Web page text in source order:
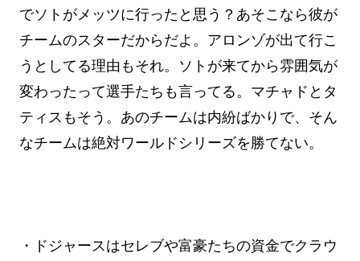
でソトがメッツに行ったと思う？あそこなら彼が
チームのスターだからだよ。アロンゾが出て行こ
うとしてる理由もそれ。ソトが来てから雰囲気が
変わったって選手たちも言ってる。マチャドとタ
ティスもそう。あのチームは内紛ばかりで、そん
なチームは絶対ワールドシリーズを勝てない。
・ドジャースはセレブや富豪たちの資金でクラウ